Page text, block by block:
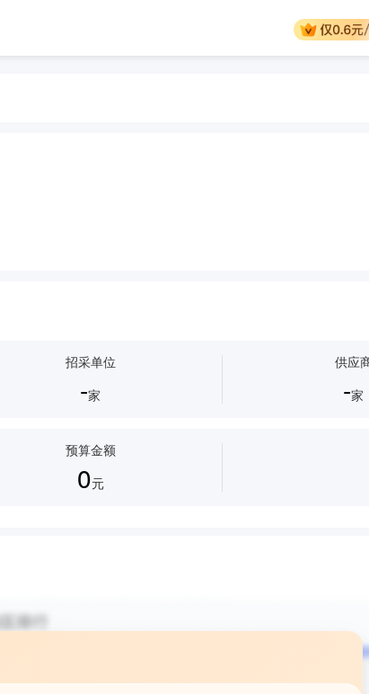
招采单位
-家
供应
-家
预算金额
0元